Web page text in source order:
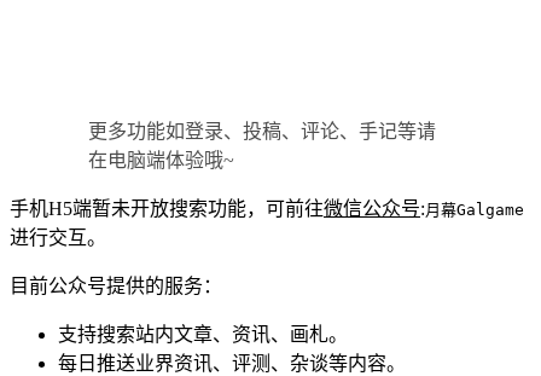
更多功能如登录、投稿、评论、手记等请
在电脑端体验哦~
手机H5端暂未开放搜索功能，可前往微信公众号:月幕Galgame
进行交互。
目前公众号提供的服务：
支持搜索站内文章、资讯、画札。
每日推送业界资讯、评测、杂谈等内容。